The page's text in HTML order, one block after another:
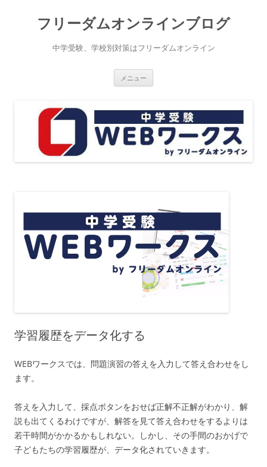
フリーダムオンラインブログ
中学受験、学校別対策はフリーダムオンライン
メニュー
学習履歴をデータ化する
WEBワークスでは、問題演習の答えを入力して答え合わせをし
ます。
答えを入力して、採点ボタンをおせば正解不正解がわかり、解
説も出てくるわけですが、解答を見て答え合わせをするよりは
若干時間がかかるかもしれない。しかし、その手間のおかげで
子どもたちの学習履歴が、データ化されていきます。